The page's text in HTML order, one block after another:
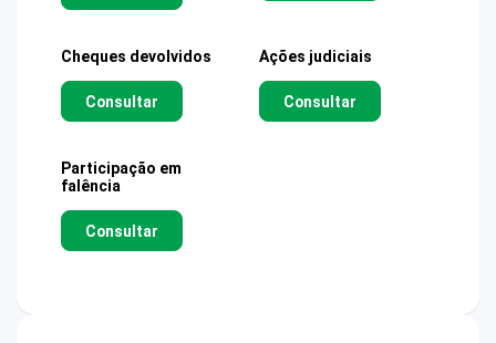
Cheques devolvidos
Consultar
Ações judiciais
Consultar
Participação em
falência
Consultar